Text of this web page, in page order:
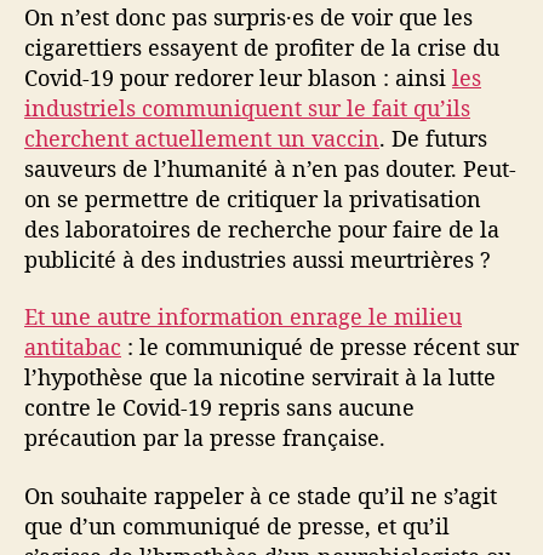
On n’est donc pas surpris·es de voir que les
cigarettiers essayent de profiter de la crise du
Covid-19 pour redorer leur blason : ainsi les
industriels communiquent sur le fait qu’ils
cherchent actuellement un vaccin. De futurs
sauveurs de l’humanité à n’en pas douter. Peut-
on se permettre de critiquer la privatisation
des laboratoires de recherche pour faire de la
publicité à des industries aussi meurtrières ?
Et une autre information enrage le milieu
antitabac : le communiqué de presse récent sur
l’hypothèse que la nicotine servirait à la lutte
contre le Covid-19 repris sans aucune
précaution par la presse française.
On souhaite rappeler à ce stade qu’il ne s’agit
que d’un communiqué de presse, et qu’il